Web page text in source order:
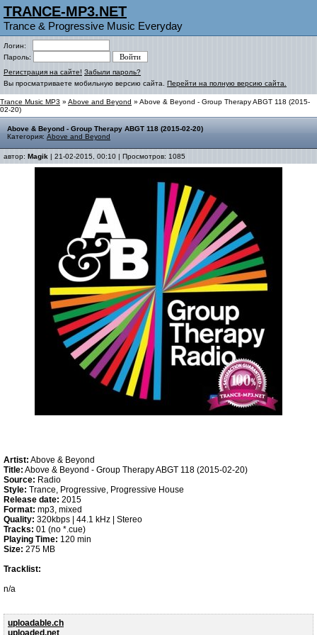
TRANCE-MP3.NET
Trance & Progressive Music Everyday
Логин:
Пароль:
Регистрация на сайте! Забыли пароль?
Вы просматриваете мобильную версию сайта. Перейти на полную версию сайта.
Trance Music MP3 » Above and Beyond » Above & Beyond - Group Therapy ABGT 118 (2015-
02-20)
Above & Beyond - Group Therapy ABGT 118 (2015-02-20)
Категория: Above and Beyond
автор: Magik | 21-02-2015, 00:10 | Просмотров: 1085
Artist: Above & Beyond
Title: Above & Beyond - Group Therapy ABGT 118 (2015-02-20)
Source: Radio
Style: Trance, Progressive, Progressive House
Release date: 2015
Format: mp3, mixed
Quality: 320kbps | 44.1 kHz | Stereo
Tracks: 01 (no *.cue)
Playing Time: 120 min
Size: 275 MB
Tracklist:
n/a
uploadable.ch
uploaded.net